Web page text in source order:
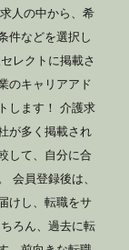
人の中から、希
件などを選択し
レクトに掲載さ
のキャリアアド
します！ 介護求
が多く掲載され
して、自分に合
会員登録後は、
けし、転職をサ
ろん、過去に転